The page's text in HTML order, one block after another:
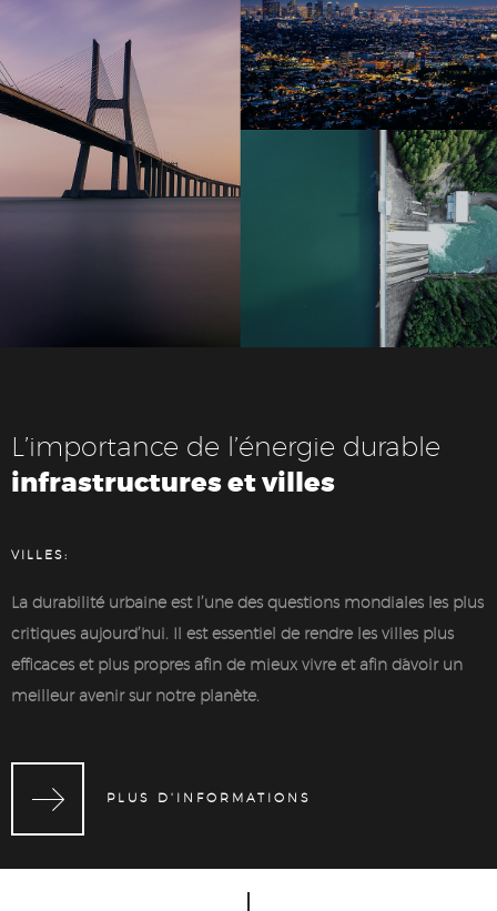
L’importance de l’énergie durable
infrastructures et villes
VILLES:
La durabilité urbaine est l’une des questions mondiales les plus
critiques aujourd’hui. Il est essentiel de rendre les villes plus
efficaces et plus propres afin de mieux vivre et afin d´avoir un
meilleur avenir sur notre planète.
PLUS D'INFORMATIONS